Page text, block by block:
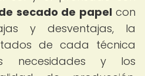
secado de papelcon
y desventajas, la
de cada técnica
necesidades y los